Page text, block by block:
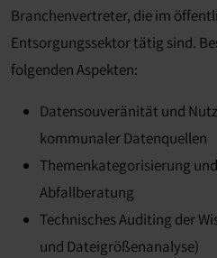
Branchenvertreter, die im
Entsorgungssektor tätig sind.
folgenden Aspekten:
Datensouveränität und
kommunaler Datenquellen
Themenkategorisierung
Abfallberatung
Technisches Auditing der
und Dateigrößenanalyse)